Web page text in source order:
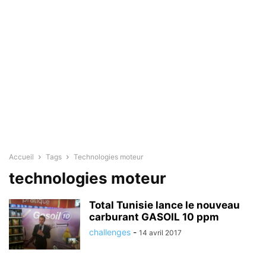
Accueil Tags Technologies moteur
technologies moteur
Total Tunisie lance le nouveau
carburant GASOIL 10 ppm
challenges - 14 avril 2017